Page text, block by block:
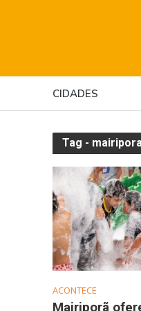
CIDADES
Tag -
ACONTECE
Mairiporã